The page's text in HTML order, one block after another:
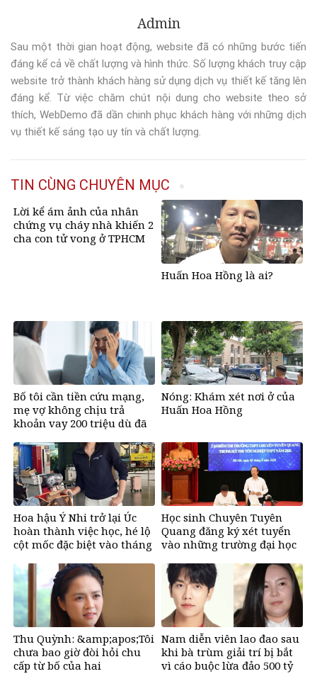
Admin
Sau một thời gian hoạt động, website đã có những bước tiến
đáng kể cả về chất lượng và hình thức. Số lượng khách truy cập
website trở thành khách hàng sử dụng dịch vụ thiết kế tăng lên
đáng kể. Từ việc chăm chút nội dung cho website theo sở
thích, WebDemo đã dần chinh phục khách hàng với những dịch
vụ thiết kế sáng tạo uy tín và chất lượng.
TIN CÙNG CHUYÊN MỤC
Lời kể ám ảnh của nhân
chứng vụ cháy nhà khiến 2
cha con tử vong ở TPHCM
Huấn Hoa Hồng là ai?
Bố tôi cần tiền cứu mạng,
mẹ vợ không chịu trả
khoản vay 200 triệu dù đã
Nóng: Khám xét nơi ở của
Huấn Hoa Hồng
Hoa hậu Ý Nhi trở lại Úc
hoàn thành việc học, hé lộ
cột mốc đặc biệt vào tháng
Học sinh Chuyên Tuyên
Quang đăng ký xét tuyển
vào những trường đại học
Thu Quỳnh: &amp;apos;Tôi
chưa bao giờ đòi hỏi chu
cấp từ bố của hai
Nam diễn viên lao đao sau
khi bà trùm giải trí bị bắt
vì cáo buộc lừa đảo 500 tỷ